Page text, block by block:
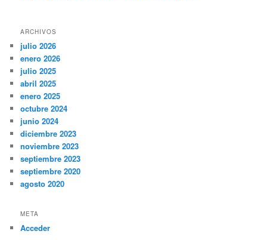
ARCHIVOS
julio 2026
enero 2026
julio 2025
abril 2025
enero 2025
octubre 2024
junio 2024
diciembre 2023
noviembre 2023
septiembre 2023
septiembre 2020
agosto 2020
META
Acceder